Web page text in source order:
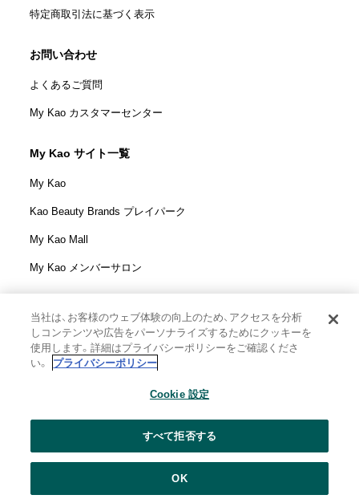
特定商取引法に基づく表示
お問い合わせ
よくあるご質問
My Kao カスタマーセンター
My Kao サイト一覧
My Kao
Kao Beauty Brands プレイパーク
My Kao Mall
My Kao メンバーサロン
花王株式会社
ウェブサイト利用規定
Copyright © Kao Corporation. All rights reserved.
当社は、お客様のウェブ体験の向上のため、アクセスを分析
しコンテンツや広告をパーソナライズするためにクッキーを
使用します。詳細はプライバシーポリシーをご確認くださ
い。
プライバシーポリシー
Cookie 設定
すべて拒否する
OK